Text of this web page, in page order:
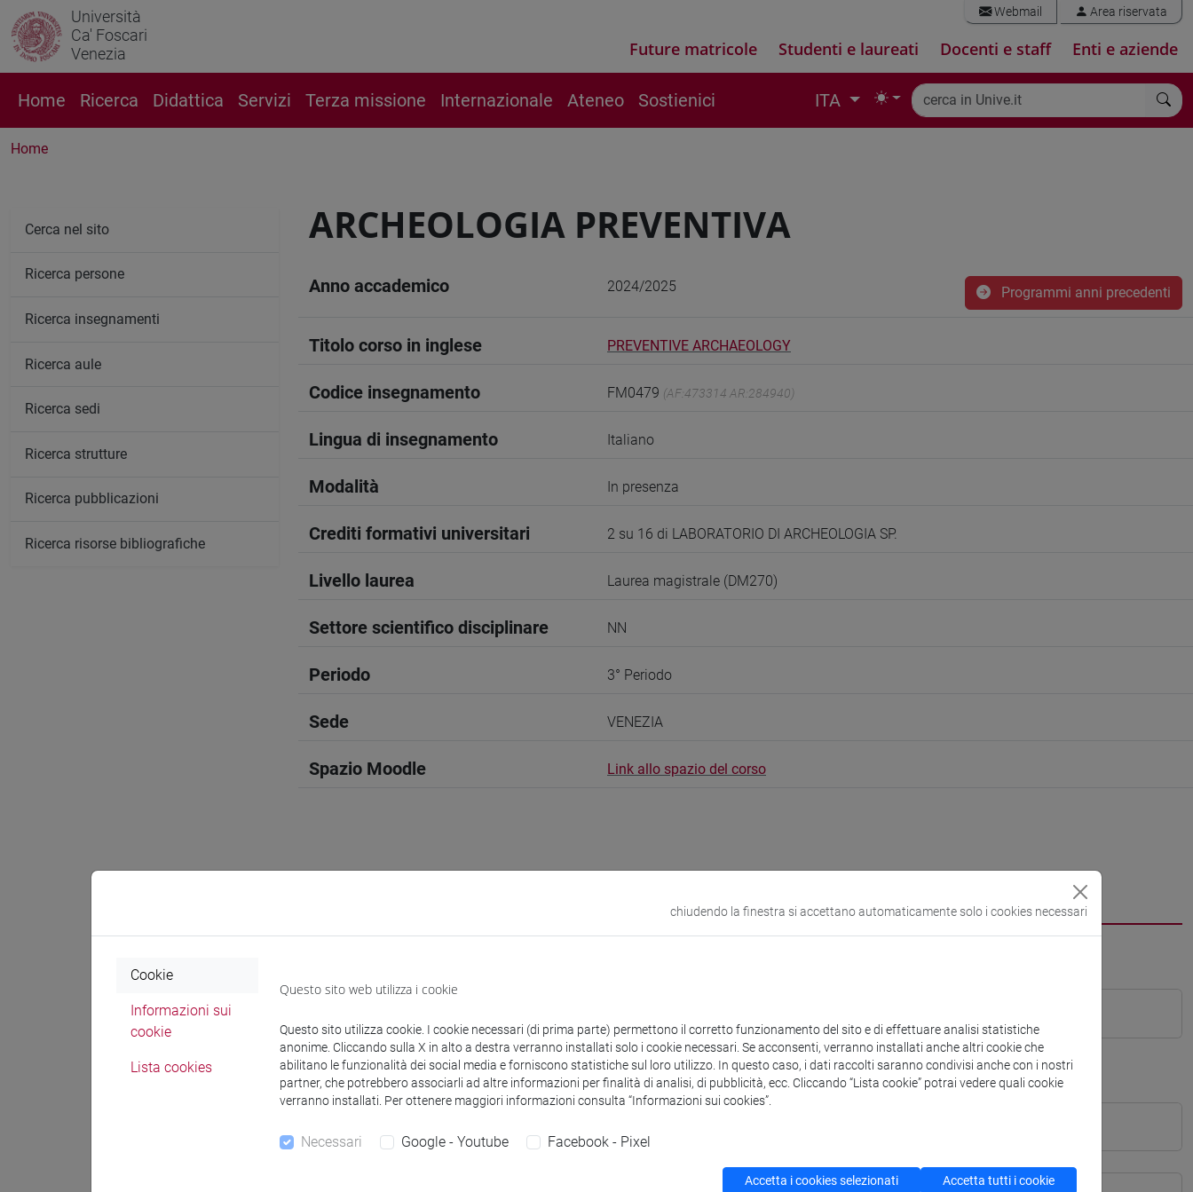
Università
Ca' Foscari
Venezia
Webmail Area riservata
Future matricole Studenti e laureati Docenti e staff Enti e aziende
Home Ricerca Didattica Servizi Terza missione Internazionale Ateneo Sostienici ITA
Home
ARCHEOLOGIA PREVENTIVA
Anno accademico 2024/2025 Programmi anni precedenti
Titolo corso in inglese PREVENTIVE ARCHAEOLOGY
Codice insegnamento FM0479 (AF:473314 AR:284940)
Lingua di insegnamento Italiano
Modalità In presenza
Crediti formativi universitari 2 su 16 di LABORATORIO DI ARCHEOLOGIA SP.
Livello laurea Laurea magistrale (DM270)
Settore scientifico disciplinare NN
Periodo 3° Periodo
Sede VENEZIA
Spazio Moodle Link allo spazio del corso
Materiali didattici
Cerca nel sito
Ricerca persone
Ricerca insegnamenti
Ricerca aule
Ricerca sedi
Ricerca strutture
Ricerca pubblicazioni
Ricerca risorse bibliografiche
chiudendo la finestra si accettano automaticamente solo i cookies necessari
Cookie
Informazioni sui
cookie
Lista cookies
Questo sito web utilizza i cookie
Questo sito utilizza cookie. I cookie necessari (di prima parte) permettono il corretto funzionamento del sito e di effettuare analisi statistiche
anonime. Cliccando sulla X in alto a destra verranno installati solo i cookie necessari. Se acconsenti, verranno installati anche altri cookie che
abilitano le funzionalità dei social media e forniscono statistiche sul loro utilizzo. In questo caso, i dati raccolti saranno condivisi anche con i nostri
partner, che potrebbero associarli ad altre informazioni per finalità di analisi, di pubblicità, ecc. Cliccando “Lista cookie” potrai vedere quali cookie
verranno installati. Per ottenere maggiori informazioni consulta “Informazioni sui cookies”.
Necessari Google - Youtube Facebook - Pixel
Accetta i cookies selezionati Accetta tutti i cookie